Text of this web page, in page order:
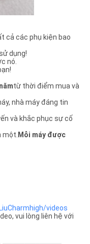
cả các phụ kiện bao
dụng!
nó.
từ thời điểm mua và
nhà máy đáng tin
và khắc phục sự cố
một. Mỗi máy được
videos
vui lòng liên hệ với